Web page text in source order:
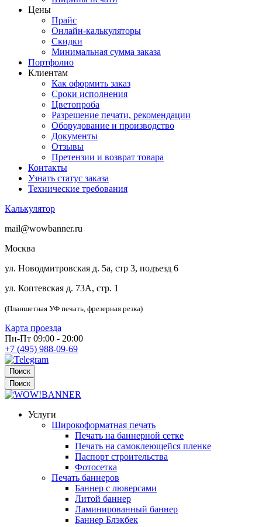
Цены
Прайс
Онлайн-калькуляторы
Скидки
Минимальная сумма заказа
Портфолио
Клиентам
Как оформить заказ
Сроки исполнения
Цветопроба
Разрешение печати, рекомендации
Оборудование и производство
Документы
Отзывы
Претензии и возврат товара
Контакты
Узнать статус заказа
Технические требования
Калькулятор
mail@wowbanner.ru
Москва
ул. Новодмитровская д. 5а, стр 3, подъезд 6
ул. Коптевская д. 73А, стр. 1
(Планшетная УФ печать, фрезерная резка)
Карта проезда
Пн-Пт 09:00 - 20:00
+7 (495) 988-09-69
Поиск
Поиск
Услуги
Широкоформатная печать
Печать на баннерной сетке
Печать на самоклеющейся пленке
Паспорт строительства
Фотосетка
Печать баннеров
Баннер с люверсами
Литой баннер
Ламинированный баннер
Баннер Блэкбек